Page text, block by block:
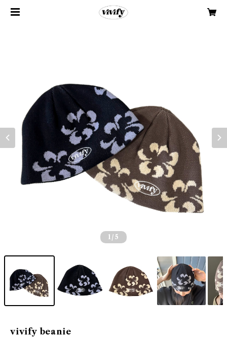
1 /5
vivify beanie